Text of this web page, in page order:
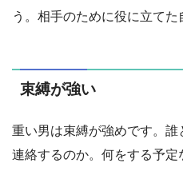
う。相手のために役に立てた
束縛が強い
重い男は束縛が強めです。
連絡するのか。何をする予